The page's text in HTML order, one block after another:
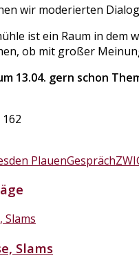
wir moderierten
ist ein Raum in
ob mit großer
13.04. gern schon
PlauenGespräch
Slams